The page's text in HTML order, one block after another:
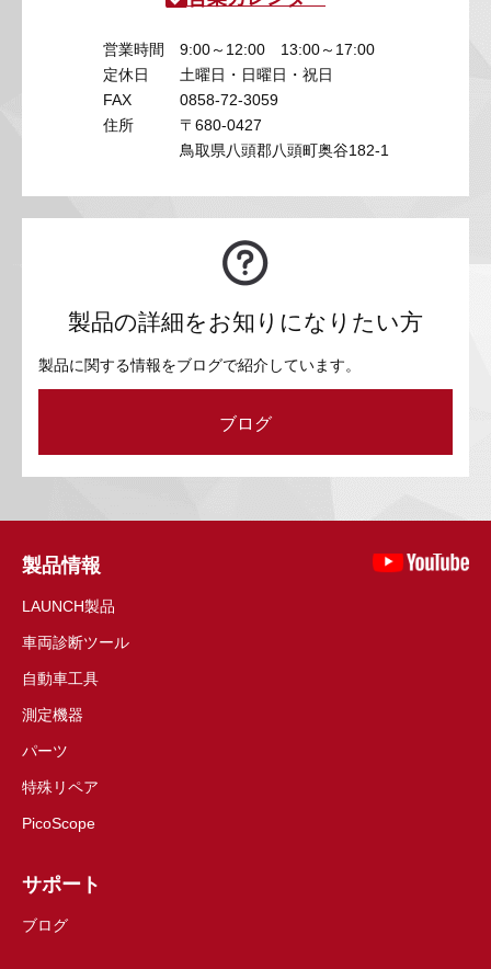
営業時間
9:00～12:00 13:00～17:00
定休日
土曜日・日曜日・祝日
FAX
0858-72-3059
住所
〒680-0427
鳥取県八頭郡八頭町奥谷182-1
製品の詳細をお知りになりたい方
製品に関する情報をブログで紹介しています。
ブログ
製品情報
LAUNCH製品
車両診断ツール
自動車工具
測定機器
パーツ
特殊リペア
PicoScope
サポート
ブログ